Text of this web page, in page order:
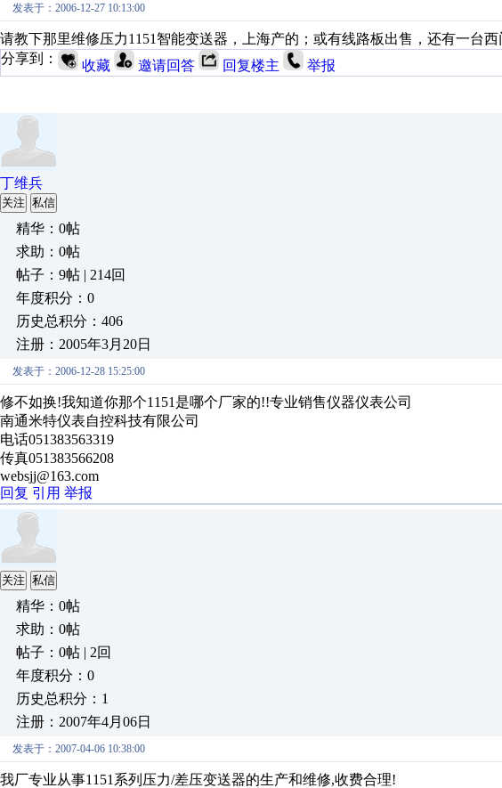
发表于：2006-12-27 10:13:00
请教下那里维修压力1151智能变送器，上海产的；或有线路板出售，还有一台
分享到：
收藏 邀请回答 回复楼主 举报
丁维兵
关注 私信
精华：0帖
求助：0帖
帖子：9帖 | 214回
年度积分：0
历史总积分：406
注册：2005年3月20日
发表于：2006-12-28 15:25:00
修不如换!我知道你那个1151是哪个厂家的!!专业销售仪器仪表公司
南通米特仪表自控科技有限公司
电话051383563319
传真051383566208
websjj@163.com
回复 引用 举报
关注 私信
精华：0帖
求助：0帖
帖子：0帖 | 2回
年度积分：0
历史总积分：1
注册：2007年4月06日
发表于：2007-04-06 10:38:00
我厂专业从事1151系列压力/差压变送器的生产和维修,收费合理!